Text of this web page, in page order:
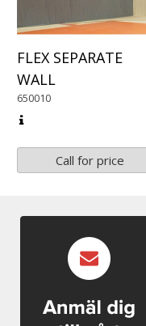
FLEX SEPARATE
WALL
650010
Call for price